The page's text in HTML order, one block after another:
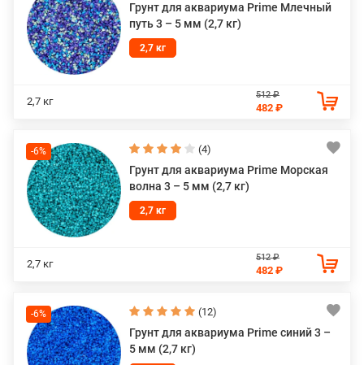
Грунт для аквариума Prime Млечный
путь 3 – 5 мм (2,7 кг)
2,7 кг
2,7 кг
512 ₽
482 ₽
-6% (4)
Грунт для аквариума Prime Морская
волна 3 – 5 мм (2,7 кг)
2,7 кг
2,7 кг
512 ₽
482 ₽
-6% (12)
Грунт для аквариума Prime синий 3 –
5 мм (2,7 кг)